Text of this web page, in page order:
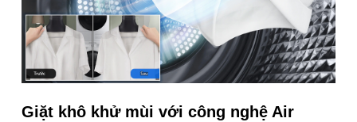
Giặt khô khử mùi với công nghệ Air